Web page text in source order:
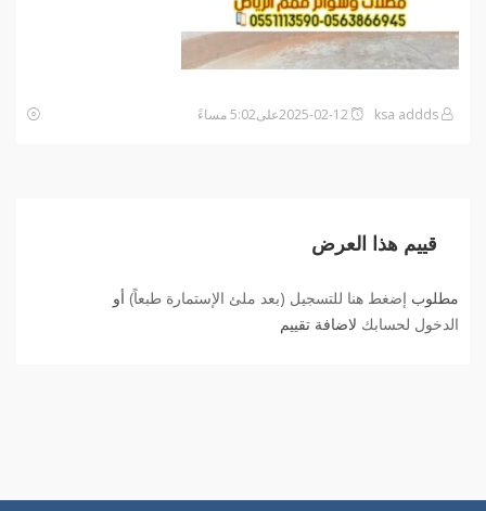
قييم هذا العرض
مطلوب إضغط هنا للتسجيل (بعد ملئ الإستمارة طبعاً) أو
الدخول لحسابك لاضافة تقييم